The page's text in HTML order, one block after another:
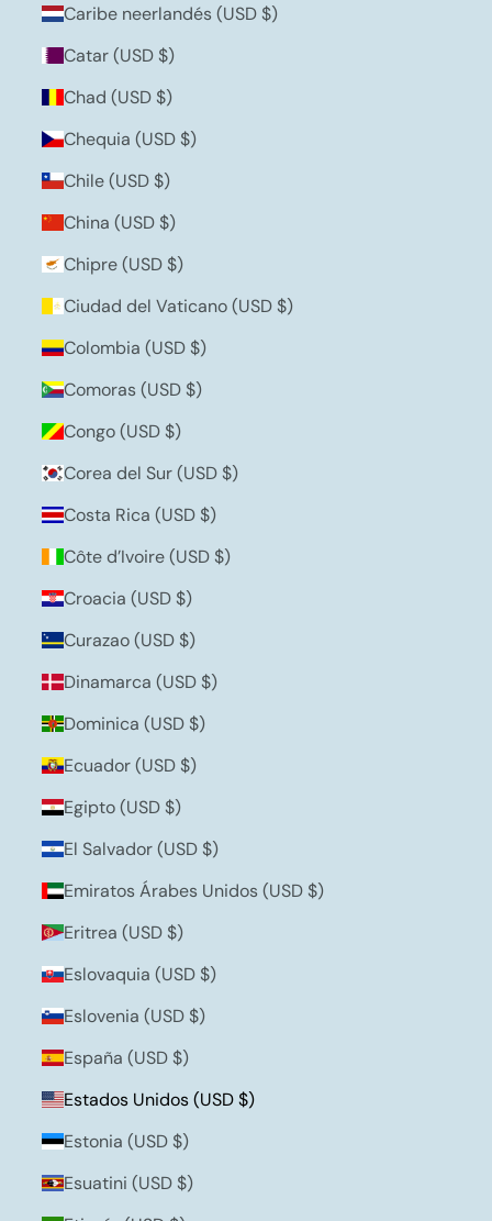
Caribe neerlandés (USD $)
Catar (USD $)
Chad (USD $)
Chequia (USD $)
Chile (USD $)
China (USD $)
Chipre (USD $)
Ciudad del Vaticano (USD $)
Colombia (USD $)
Comoras (USD $)
Congo (USD $)
Corea del Sur (USD $)
Costa Rica (USD $)
Côte d’Ivoire (USD $)
Croacia (USD $)
Curazao (USD $)
Dinamarca (USD $)
Dominica (USD $)
Ecuador (USD $)
Egipto (USD $)
El Salvador (USD $)
Emiratos Árabes Unidos (USD $)
Eritrea (USD $)
Eslovaquia (USD $)
Eslovenia (USD $)
España (USD $)
Estados Unidos (USD $)
Estonia (USD $)
Esuatini (USD $)